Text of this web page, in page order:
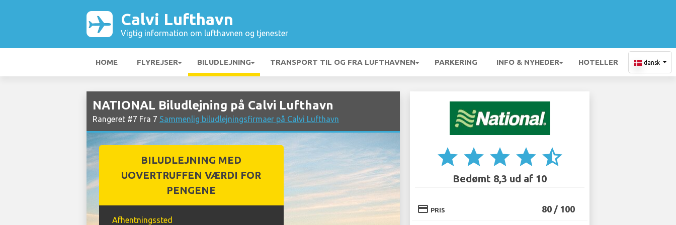
Calvi Lufthavn
Vigtig information om lufthavnen og tjenester
HOME FLYREJSER BILUDLEJNING TRANSPORT TIL OG FRA LUFTHAVNEN PARKERING INFO & NYHEDER HOTELLER dansk
NATIONAL Biludlejning på Calvi Lufthavn
Rangeret #7 Fra 7 Sammenlig biludlejningsfirmaer på Calvi Lufthavn
BILUDLEJNING MED
UOVERTRUFFEN VÆRDI FOR
PENGENE
Afhentningssted
star star star star star_half
Bedømt 8,3 ud af 10
credit_card PRIS 80 / 100